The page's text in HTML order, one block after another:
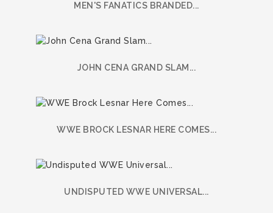
MEN'S FANATICS BRANDED...
JOHN CENA GRAND SLAM...
WWE BROCK LESNAR HERE COMES...
UNDISPUTED WWE UNIVERSAL...